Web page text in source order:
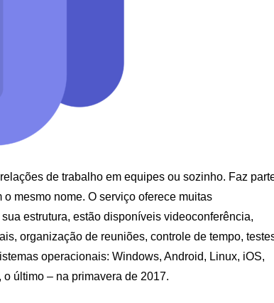
de trabalho em equipes ou sozinho. Faz
mesmo nome. O serviço oferece muitas
estrutura, estão disponíveis videoconferência,
organização de reuniões, controle de tempo,
operacionais: Windows, Android, Linux, iOS,
último – na primavera de 2017.